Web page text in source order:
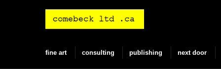
fine art consulting publishing next door